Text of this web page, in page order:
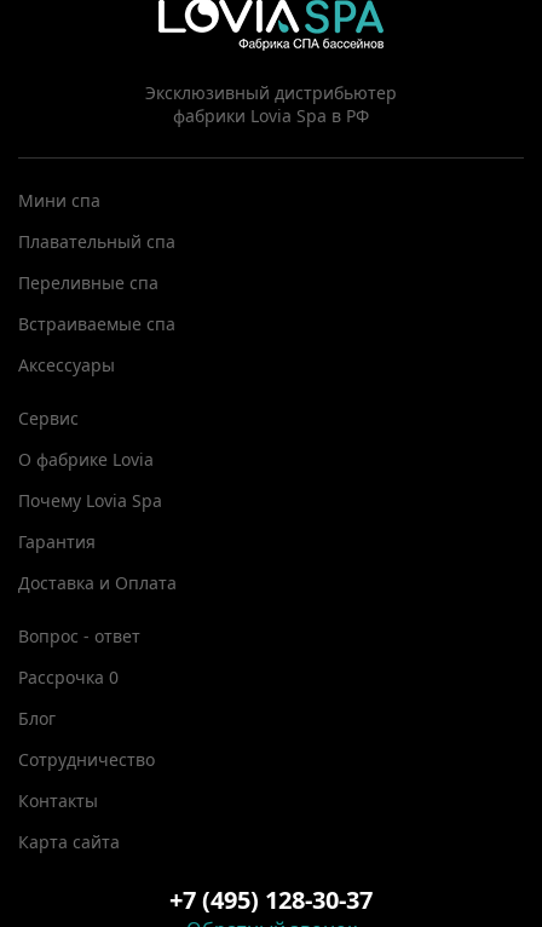
Эксклюзивный дистрибьютер
фабрики Lovia Spa в РФ
Мини спа
Плавательный спа
Переливные спа
Встраиваемые спа
Аксессуары
Сервис
О фабрике Lovia
Почему Lovia Spa
Гарантия
Доставка и Оплата
Вопрос - ответ
Рассрочка 0
Блог
Сотрудничество
Контакты
Карта сайта
+7 (495) 128-30-37